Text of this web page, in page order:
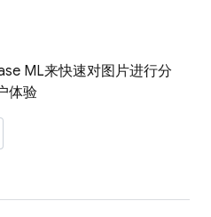
ML来快速对图片进行分
体验